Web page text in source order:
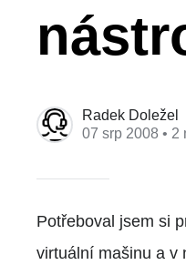
Radek Doležel
07 srp 2008 • 2
Potřeboval jsem si
virtuální mašinu a v